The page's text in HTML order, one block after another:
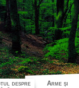
despre
Arme şi